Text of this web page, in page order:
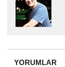
YORUMLAR